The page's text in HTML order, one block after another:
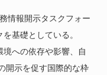
情報開示タスクフォー
基礎としている。
への依存や影響、自
開示を促す国際的な枠